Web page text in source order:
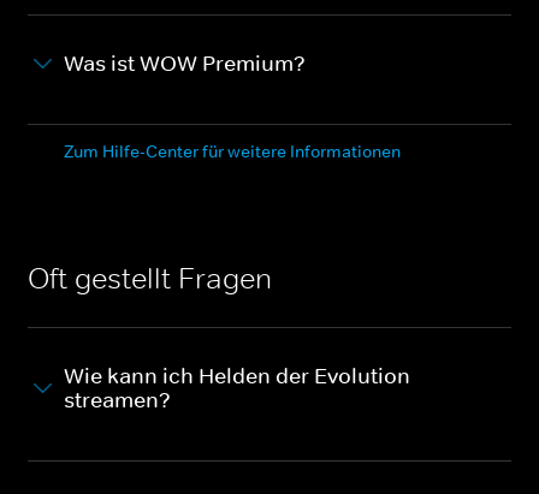
Was ist WOW Premium?
Zum Hilfe-Center für weitere Informationen
Oft gestellt Fragen
Wie kann ich Helden der Evolution
streamen?